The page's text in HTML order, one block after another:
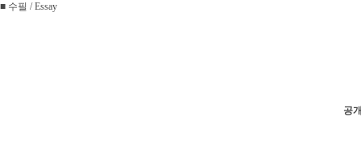
■ 수필 / Essay
공